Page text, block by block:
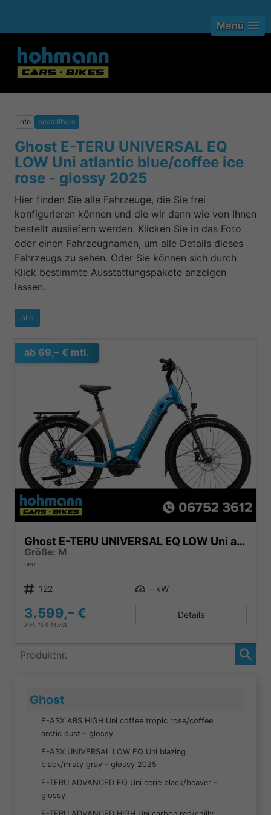
Menü
info bestellbare
Ghost E-TERU UNIVERSAL EQ
LOW Uni atlantic blue/coffee ice
rose - glossy 2025
Hier finden Sie alle Fahrzeuge, die Sie frei
konfigurieren können und die wir dann wie von Ihnen
bestellt ausliefern werden. Klicken Sie in das Foto
oder einen Fahrzeugnamen, um alle Details dieses
Fahrzeugs zu sehen. Oder Sie können sich durch
Klick bestimmte Ausstattungspakete anzeigen
lassen.
alle
ab 69,– € mtl.
Ghost E-TERU UNIVERSAL EQ LOW Uni atlantic blue/coffee ice rose - glossy 2025
Größe: M
neu
Produktnr. 122 Leistung – kW
3.599,– €
incl. 19% MwSt.
Details
Produktnr.
Ghost
E-ASX ABS HIGH Uni coffee tropic rose/coffee
arctic dust - glossy
E-ASX UNIVERSAL LOW EQ Uni blazing
black/misty gray - glossy 2025
E-TERU ADVANCED EQ Uni eerie black/beaver -
glossy